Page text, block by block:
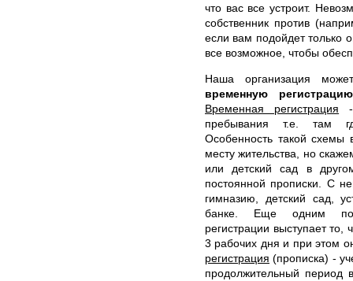
что вас все устроит.
собственник против
если вам подойдет только
все возможное, чтобы
Наша организация
временную
Временная регистрация -
пребывания т.е. там
Особенность такой схемы
месту жительства, но
или детский сад в
постоянной прописки. С
гимназию, детский сад,
банке. Еще одним
регистрации выступает
3 рабочих дня и при этом
регистрация (прописка) -
продолжительный